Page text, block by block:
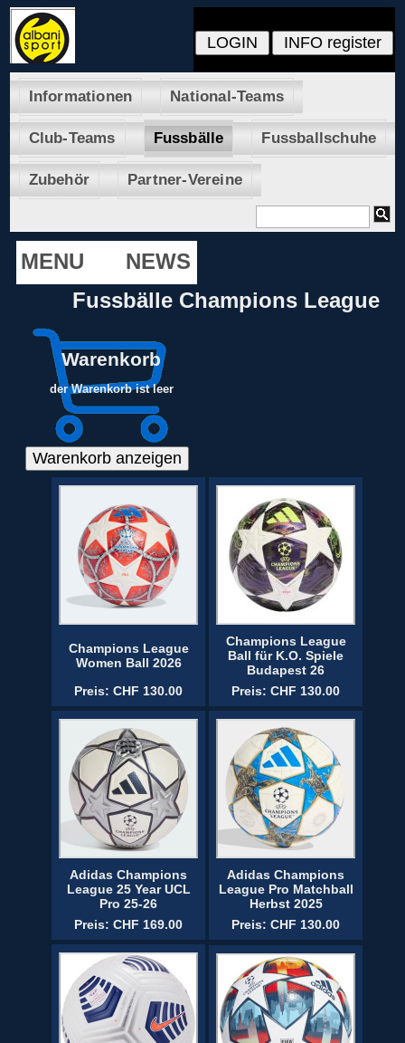
Informationen National-Teams
Club-Teams Fussbälle Fussballschuhe
Zubehör Partner-Vereine
MENU
NEWS
Fussbälle Champions League
Warenkorb
der Warenkorb ist leer
Champions League
Women Ball 2026
Preis: CHF 130.00
Champions League
Ball für K.O. Spiele
Budapest 26
Preis: CHF 130.00
Adidas Champions
League 25 Year UCL
Pro 25-26
Preis: CHF 169.00
Adidas Champions
League Pro Matchball
Herbst 2025
Preis: CHF 130.00